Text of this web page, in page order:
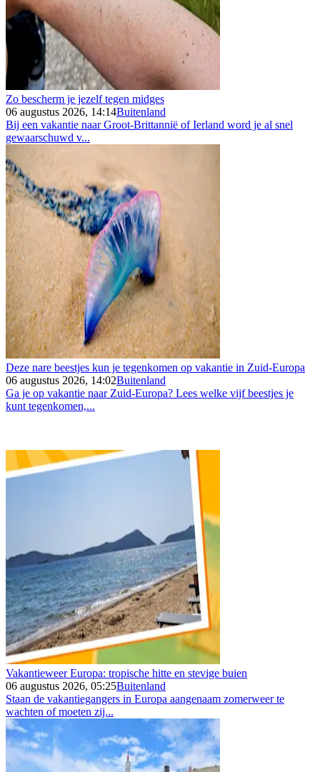
Zo bescherm je jezelf tegen midges
06 augustus 2026, 14:14Buitenland
Bij een vakantie naar Groot-Brittannië of Ierland word je al snel
gewaarschuwd v...
Deze nare beestjes kun je tegenkomen op vakantie in Zuid-Europa
06 augustus 2026, 14:02Buitenland
Ga je op vakantie naar Zuid-Europa? Lees welke vijf beestjes je
kunt tegenkomen,...
Vakantieweer Europa: tropische hitte en stevige buien
06 augustus 2026, 05:25Buitenland
Staan de vakantiegangers in Europa aangenaam zomerweer te
wachten of moeten zij...